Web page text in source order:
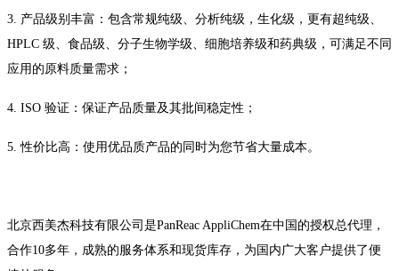
3. 产品级别丰富：包含常规纯级、分析纯级，生化级，更有超纯级、
HPLC 级、食品级、分子生物学级、细胞培养级和药典级，可满足不同
应用的原料质量需求；
4. ISO 验证：保证产品质量及其批间稳定性；
5.性价比高：使用优品质产品的同时为您节省大量成本。
北京西美杰科技有限公司是PanReac AppliChem在中国的授权总代理，
合作10多年，成熟的服务体系和现货库存，为国内广大客户提供了便